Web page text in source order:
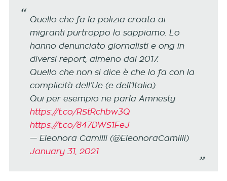
Quello che fa la polizia croata ai
migranti purtroppo lo sappiamo. Lo
hanno denunciato giornalisti e ong in
diversi report, almeno dal 2017.
Quello che non si dice è che lo fa con la
complicità dell’Ue (e dell’Italia)
Qui per esempio ne parla Amnesty
https://t.co/RStRchbw3Q
https://t.co/847DWS1FeJ
— Eleonora Camilli (@EleonoraCamilli)
January 31, 2021